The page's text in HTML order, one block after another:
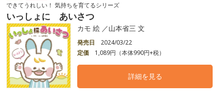
できてうれしい！ 気持ちを育てるシリーズ
いっしょに あいさつ
カモ 絵 ／山本省三 文
発売日
2024/03/22
定価
1,089円（本体990円+税）
詳細を見る